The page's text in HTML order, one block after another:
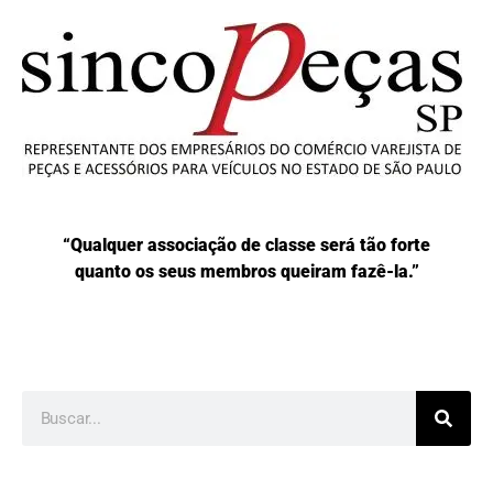
“Qualquer associação de classe será tão forte
quanto os seus membros queiram fazê-la.”